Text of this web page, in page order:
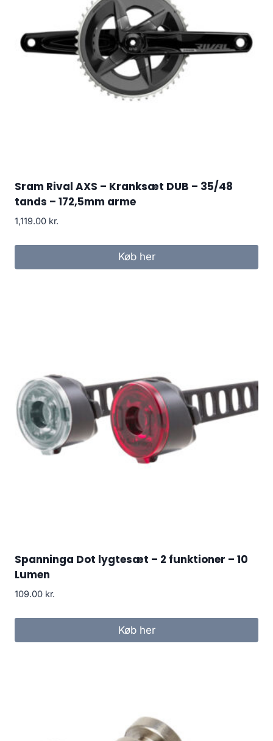
Sram Rival AXS – Kranksæt DUB – 35/48
tands – 172,5mm arme
1,119.00 kr.
Køb her
Spanninga Dot lygtesæt – 2 funktioner – 10
Lumen
109.00 kr.
Køb her